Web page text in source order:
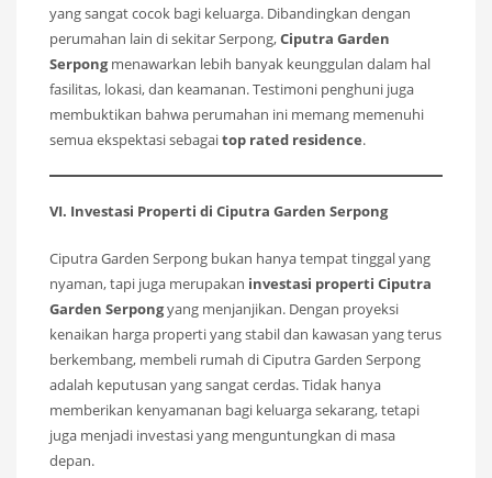
yang sangat cocok bagi keluarga. Dibandingkan dengan
perumahan lain di sekitar Serpong,Ciputra Garden
Serpongmenawarkan lebih banyak keunggulan dalam hal
fasilitas, lokasi, dan keamanan. Testimoni penghuni juga
membuktikan bahwa perumahan ini memang memenuhi
semua ekspektasi sebagaitop rated residence.
VI. Investasi Properti di Ciputra Garden Serpong
Ciputra Garden Serpong bukan hanya tempat tinggal yang
nyaman, tapi juga merupakan investasi properti Ciputra
Garden Serpongyang menjanjikan. Dengan proyeksi
kenaikan harga properti yang stabil dan kawasan yang terus
berkembang, membeli rumah di Ciputra Garden Serpong
adalah keputusan yang sangat cerdas. Tidak hanya
memberikan kenyamanan bagi keluarga sekarang, tetapi
juga menjadi investasi yang menguntungkan di masa
depan.